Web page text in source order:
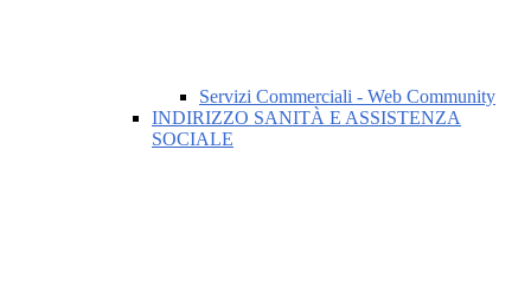
Servizi Commerciali - Web Community
INDIRIZZO SANITÀ E ASSISTENZA
SOCIALE